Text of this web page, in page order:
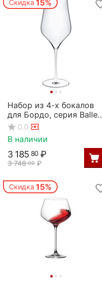
Скидка 15%
Набор из 4-х бокалов
для Бордо, серия Ballet,
740 мл, Rona
0.0
В наличии
3 748 00 ₽
3 185 80 ₽
Скидка 15%